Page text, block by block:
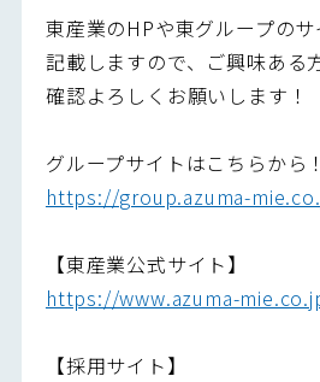
東産業のHPや東グループの
記載しますので、ご興味ある
確認よろしくお願いします！
グループサイトはこちらから！
https://group.azuma-
【東産業公式サイト】
https://www.azuma-
【採用サイト】